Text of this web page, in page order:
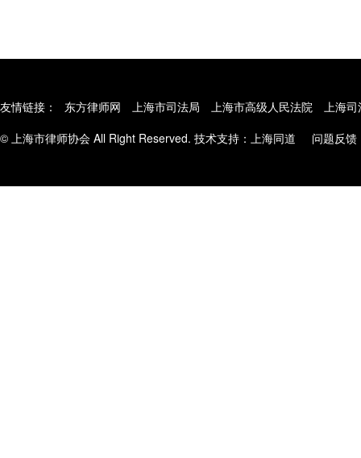
友情链接： 东方律师网 上海市司法局 上海市高级人民法院
上海
© 上海市律师协会 All Right Reserved. 技术支持： 上海同道 问题反馈